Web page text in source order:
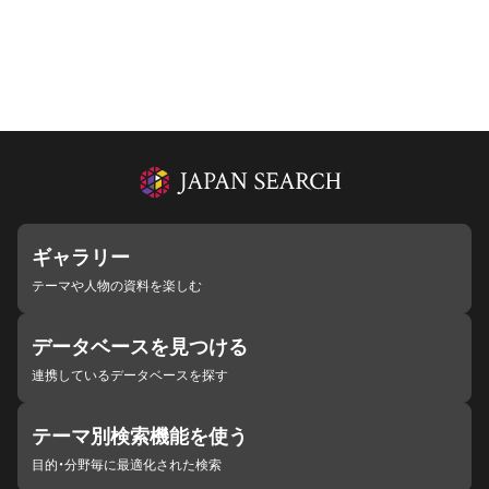
ギャラリー
テーマや人物の資料を楽しむ
データベースを見つける
連携しているデータベースを探す
テーマ別検索機能を使う
目的・分野毎に最適化された検索